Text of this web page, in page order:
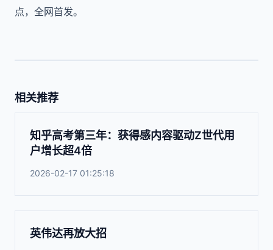
点，全网首发。
相关推荐
知乎高考第三年：获得感内容驱动Z世代用
户增长超4倍
2026-02-17 01:25:18
英伟达再放大招